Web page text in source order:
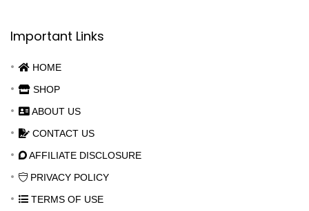
Important Links
HOME
SHOP
ABOUT US
CONTACT US
AFFILIATE DISCLOSURE
PRIVACY POLICY
TERMS OF USE